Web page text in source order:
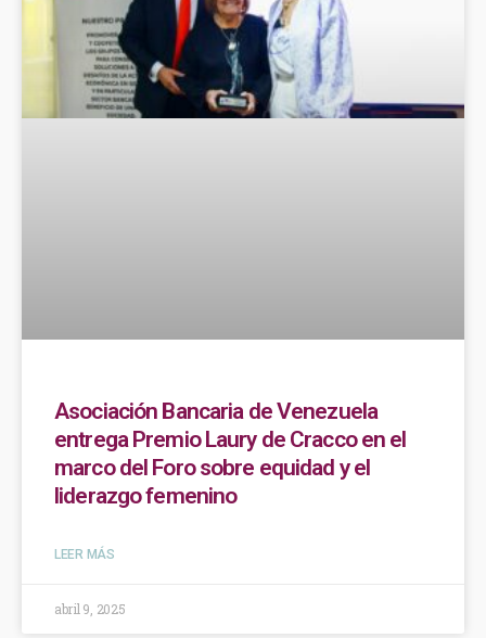
Asociación Bancaria de Venezuela
entrega Premio Laury de Cracco en el
marco del Foro sobre equidad y el
liderazgo femenino
LEER MÁS
abril 9, 2025